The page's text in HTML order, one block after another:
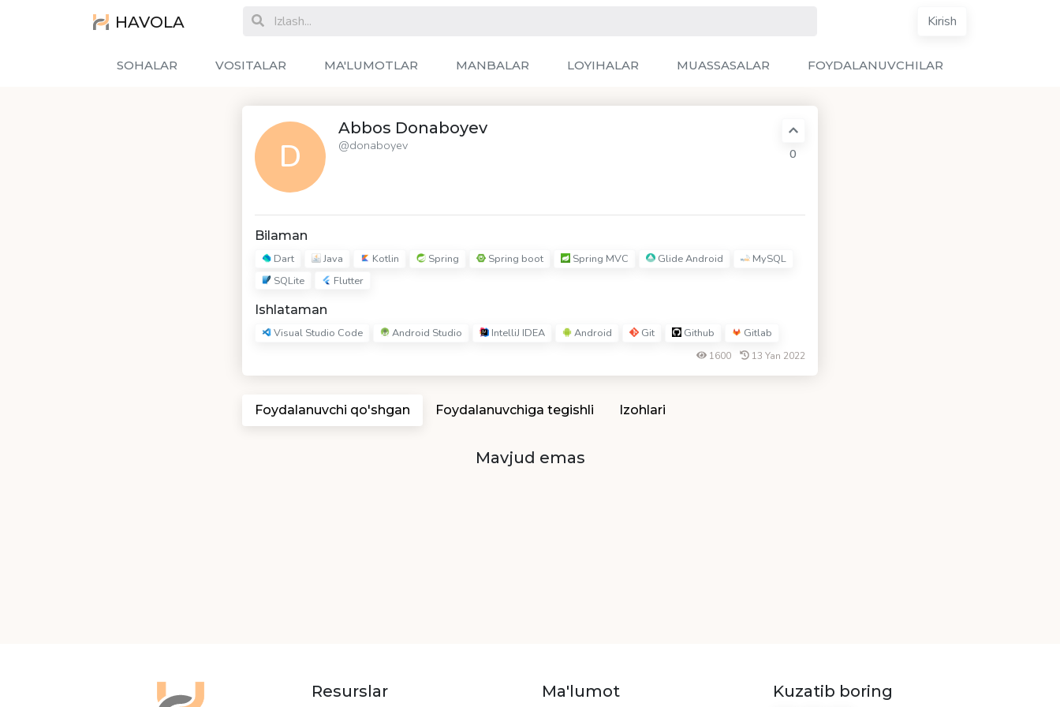
HAVOLA Kirish
SOHALAR VOSITALAR MA'LUMOTLAR MANBALAR LOYIHALAR MUASSASALAR FOYDALANUVCHILAR
D
Abbos Donaboyev
@donaboyev
0
Bilaman
Dart Java Kotlin Spring Spring boot Spring MVC Glide Android
MySQL
SQLite
Flutter
Ishlataman
Visual Studio Code Android Studio IntelliJ IDEA Android Git Github Gitlab
1600 13 Yan 2022
Foydalanuvchi qo'shgan Foydalanuvchiga tegishli Izohlari
Mavjud emas
Resurslar Ma'lumot Kuzatib boring